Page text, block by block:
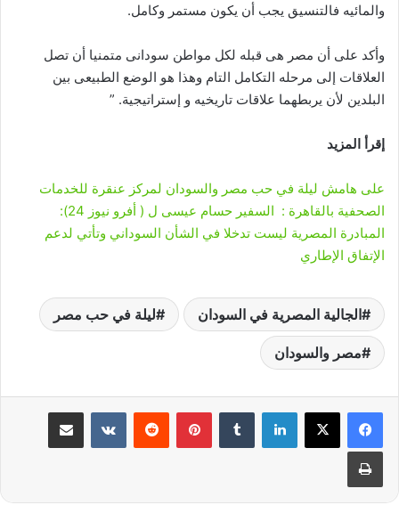
والمائيه فالتنسيق يجب أن يكون مستمر وكامل.
وأكد على أن مصر هى قبله لكل مواطن سودانى متمنيا أن تصل
العلاقات إلى مرحله التكامل التام وهذا هو الوضع الطبيعى بين
البلدين لأن يربطهما علاقات تاريخيه و إستراتيجية. ”
إقرأ المزيد
على هامش ليلة في حب مصر والسودان لمركز عنقرة للخدمات
الصحفية بالقاهرة : السفير حسام عيسى ل ( أفرو نيوز 24):
المبادرة المصرية ليست تدخلا في الشأن السوداني وتأتي لدعم
الإتفاق الإطاري
الجالية المصرية في السودان ليلة في حب مصر
مصر والسودان
لينكدإن بينتيريست